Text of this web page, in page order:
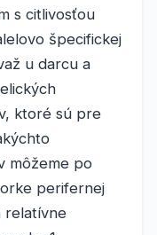
s citlivosťou
špecifickej
u darcu a
ktoré sú pre
môžeme po
perifernej
relatívne